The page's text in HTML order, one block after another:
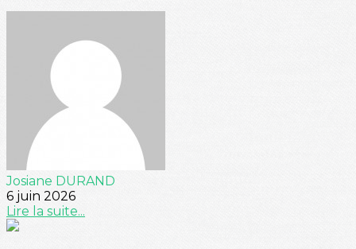
Josiane DURAND
6 juin 2026
Lire la suite...